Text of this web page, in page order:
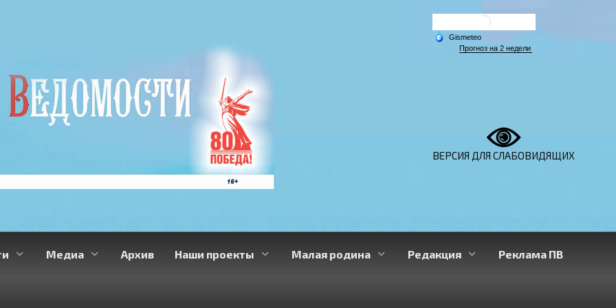
ВЕРСИЯ ДЛЯ СЛАБОВИДЯЩИХ
Медиа Архив Наши проекты Малая родина Редакция Реклама ПВ